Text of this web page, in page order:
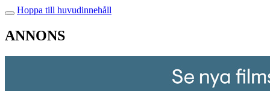
Hoppa till huvudinnehåll
ANNONS